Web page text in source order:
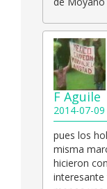
F Aguile
2014-07-09
pues los
misma
hicieron
interesante